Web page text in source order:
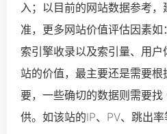
入；以目前的网站数据参考
准，更多网站价值评估因素
索引擎收录以及索引量、用
站的价值，最主要还是需要
要，一些确切的数据则需要
供。如该站的IP、PV、跳出率